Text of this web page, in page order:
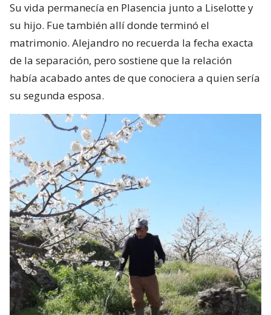
Su vida permanecía en Plasencia junto a Liselotte y
su hijo. Fue también allí donde terminó el
matrimonio. Alejandro no recuerda la fecha exacta
de la separación, pero sostiene que la relación
había acabado antes de que conociera a quien sería
su segunda esposa.